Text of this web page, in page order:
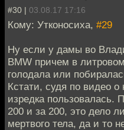
#30 | 03.08.17 17:16
Кому: Утконосиха, #29
Ну если у дамы во
BMW причем в
голодала или
Кстати, судя по видео о
изредка пользовалась.
200 и за 200, это дело
мертвого тела, да и то